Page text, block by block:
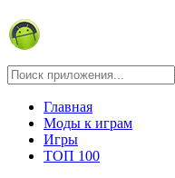
Главная
Моды к играм
Игры
ТОП 100